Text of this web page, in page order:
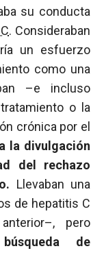
su conducta
. Consideraban
un esfuerzo
como una
–e incluso
o la
crónica por el
la divulgación
del rechazo
Llevaban una
de hepatitis C
pero
de